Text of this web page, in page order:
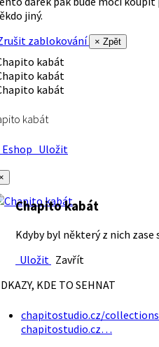
jiný.
zablokování
× Zpět
kabát
Uložit
Chapito kabát
Kdyby byl některý z nich zase
Uložit Zavřít
KDE TO SEHNAT
chapitostudio.cz/
chapitostudio.cz…